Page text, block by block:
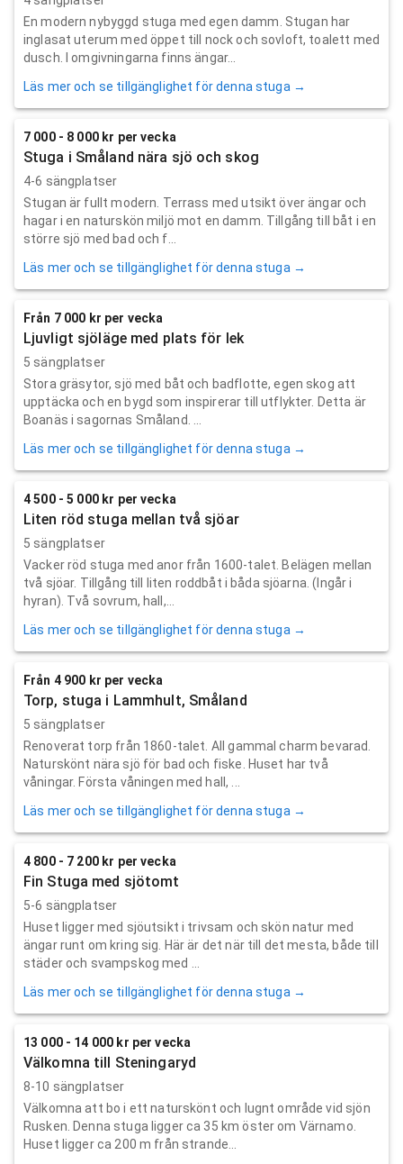
En modern nybyggd stuga med egen damm. Stugan har
inglasat uterum med öppet till nock och sovloft, toalett med
dusch. I omgivningarna finns ängar...
Läs mer och se tillgänglighet för denna stuga →
7 000 - 8 000 kr per vecka
Stuga i Småland nära sjö och skog
4-6 sängplatser
Stugan är fullt modern. Terrass med utsikt över ängar och
hagar i en naturskön miljö mot en damm. Tillgång till båt i en
större sjö med bad och f...
Läs mer och se tillgänglighet för denna stuga →
Från 7 000 kr per vecka
Ljuvligt sjöläge med plats för lek
5 sängplatser
Stora gräsytor, sjö med båt och badflotte, egen skog att
upptäcka och en bygd som inspirerar till utflykter. Detta är
Boanäs i sagornas Småland. ...
Läs mer och se tillgänglighet för denna stuga →
4 500 - 5 000 kr per vecka
Liten röd stuga mellan två sjöar
5 sängplatser
Vacker röd stuga med anor från 1600-talet. Belägen mellan
två sjöar. Tillgång till liten roddbåt i båda sjöarna. (Ingår i
hyran). Två sovrum, hall,...
Läs mer och se tillgänglighet för denna stuga →
Från 4 900 kr per vecka
Torp, stuga i Lammhult, Småland
5 sängplatser
Renoverat torp från 1860-talet. All gammal charm bevarad.
Naturskönt nära sjö för bad och fiske. Huset har två
våningar. Första våningen med hall, ...
Läs mer och se tillgänglighet för denna stuga →
4 800 - 7 200 kr per vecka
Fin Stuga med sjötomt
5-6 sängplatser
Huset ligger med sjöutsikt i trivsam och skön natur med
ängar runt om kring sig. Här är det när till det mesta, både till
städer och svampskog med ...
Läs mer och se tillgänglighet för denna stuga →
13 000 - 14 000 kr per vecka
Välkomna till Steningaryd
8-10 sängplatser
Välkomna att bo i ett naturskönt och lugnt område vid sjön
Rusken. Denna stuga ligger ca 35 km öster om Värnamo.
Huset ligger ca 200 m från strande...